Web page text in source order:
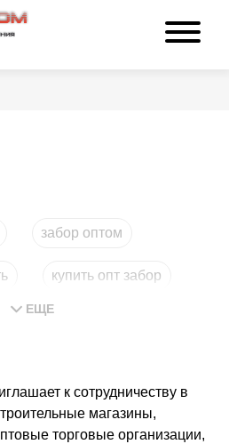
забор оптом
купить опт забор
ЕЩЕ
к сотрудничеству в
магазины,
торговые организации,